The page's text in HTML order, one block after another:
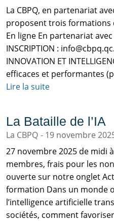
La CBPQ, en partenariat
proposent trois formations
En ligne En partenariat
INSCRIPTION :
INNOVATION ET
efficaces et performantes
Lire la suite
La Bataille de l’IA
La CBPQ
19 novembre
27 novembre 2025 de midi
membres, frais pour les
ouverte sur notre onglet
formation Dans un monde
l’intelligence artificielle
sociétés, comment